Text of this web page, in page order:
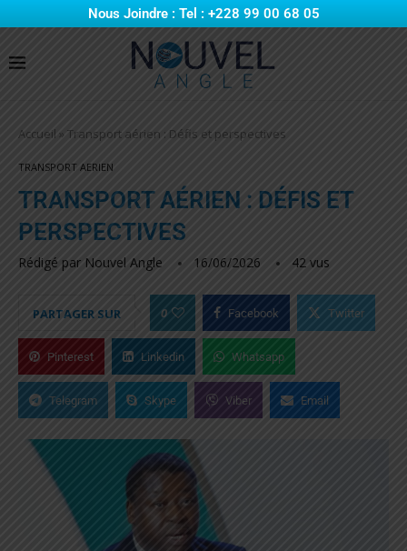
Nous Joindre : Tel : +228 99 00 68 05
Accueil » Transport aérien : Défis et perspectives
TRANSPORT AERIEN
TRANSPORT AÉRIEN : DÉFIS ET
PERSPECTIVES
Rédigé par Nouvel Angle 16/06/2026 42 vus
PARTAGER SUR 0 Facebook Twitter
Pinterest Linkedin Whatsapp
Telegram Skype Viber Email